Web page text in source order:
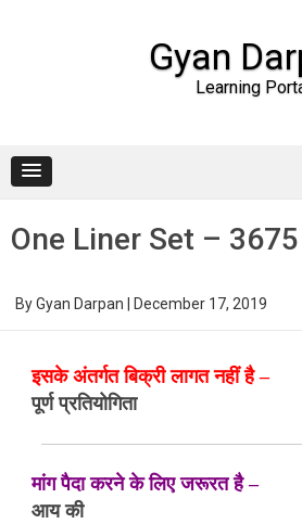
Gyan
Learning
One Liner Set – 3675
ByGyan Darpan December 17, 2019
इसके अंतर्गत बिक्री लागत नहीं है –
पूर्ण प्रतियोगिता
मांग पैदा करने के लिए जरूरत है –
आय की